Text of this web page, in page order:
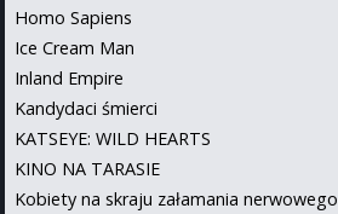
Homo Sapiens
Ice Cream Man
Inland Empire
Kandydaci śmierci
KATSEYE: WILD HEARTS
KINO NA TARASIE
Kobiety na skraju załamania nerwowego